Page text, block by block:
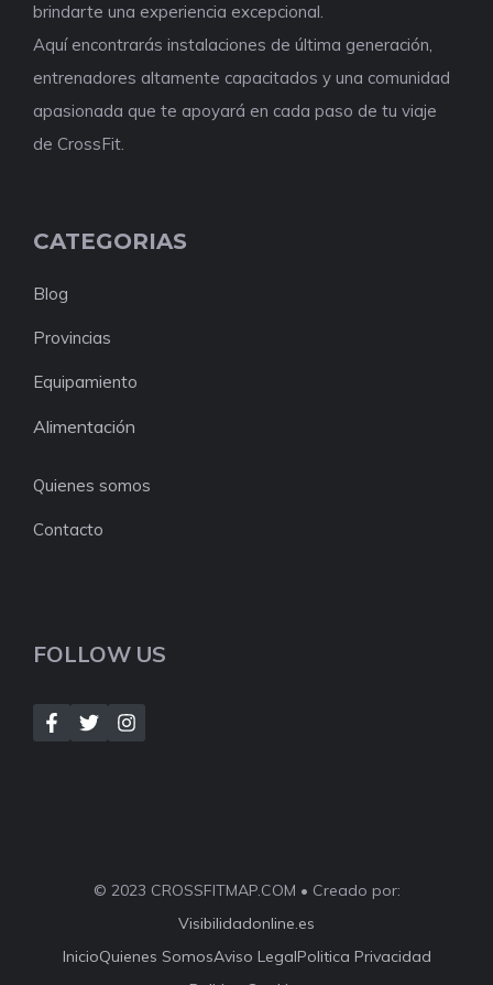
brindarte una experiencia excepcional.
Aquí encontrarás instalaciones de última generación,
entrenadores altamente capacitados y una comunidad
apasionada que te apoyará en cada paso de tu viaje
de CrossFit.
CATEGORIAS
Blog
Provincias
Equipamiento
Alimentación
Quienes somos
Contacto
FOLLOW US
© 2023 CROSSFITMAP.COM • Creado por:
Visibilidadonline.es
InicioQuienes SomosAviso LegalPolitica Privacidad